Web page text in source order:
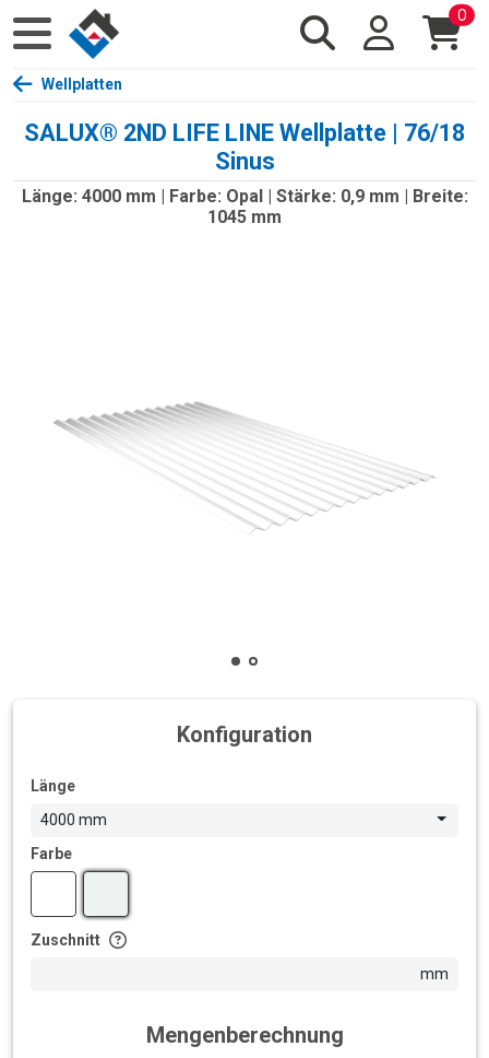
0
Wellplatten
SALUX® 2ND LIFE LINE Wellplatte | 76/18
Sinus
Länge: 4000 mm | Farbe: Opal | Stärke: 0,9 mm | Breite:
1045 mm
Konfiguration
Länge
4000 mm
Farbe
Zuschnitt
mm
Mengenberechnung